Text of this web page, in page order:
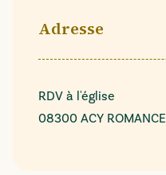
Adresse
RDV à l'église
08300 ACY ROMANCE